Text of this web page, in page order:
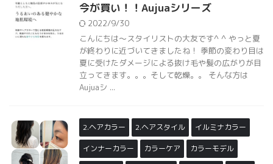
今が買い！！Aujuaシリーズ
2022/9/30
こんにちは～スタイリストの大友です^ ^ やっと夏
が終わりに近づいてきましたね！ 季節の変わり目は
夏に受けたダメージによる抜け毛や髪の広がりが目
立ってきます。。。そして乾燥。。 そんな方は
Aujuaシ ...
2.ヘアカラー 2.ヘアスタイル イルミナカラー
インナーカラー カラーケア カラーモデル